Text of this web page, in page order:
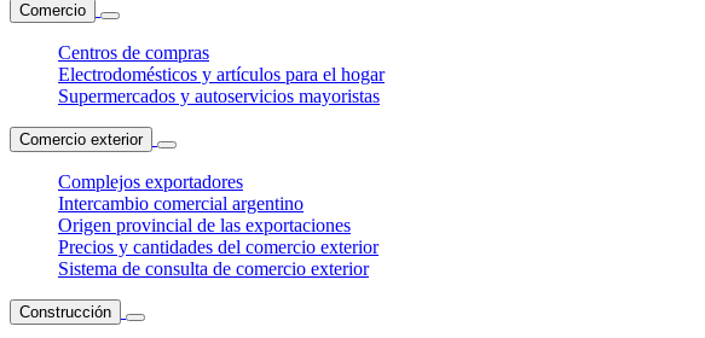
Comercio
Centros de compras
Electrodomésticos y artículos para el hogar
Supermercados y autoservicios mayoristas
Comercio exterior
Complejos exportadores
Intercambio comercial argentino
Origen provincial de las exportaciones
Precios y cantidades del comercio exterior
Sistema de consulta de comercio exterior
Construcción